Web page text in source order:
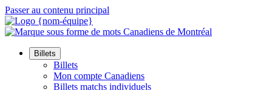
Passer au contenu principal
Billets
Billets
Mon compte Canadiens
Billets matchs individuels